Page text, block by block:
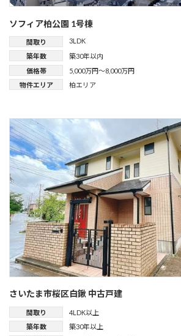
ソフィア柏公園 1号棟
間取り
3LDK
築年数
築30年以内
価格帯
5,000万円～8,000万円
物件エリア
柏エリア
さいたま市桜区白鍬 中古戸建
間取り
4LDK以上
築年数
築30年以上